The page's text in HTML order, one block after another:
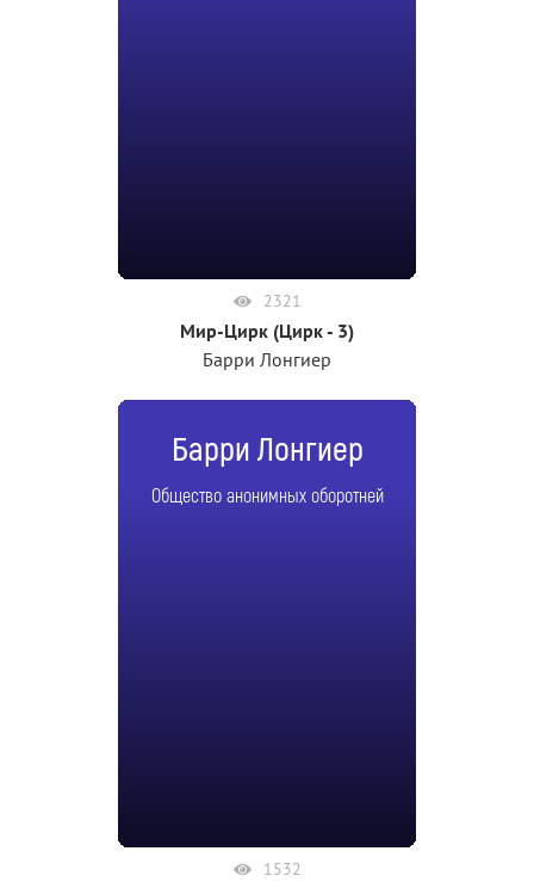
2321
Мир-Цирк (Цирк - 3)
Барри Лонгиер
Барри Лонгиер
Общество анонимных оборотней
1532